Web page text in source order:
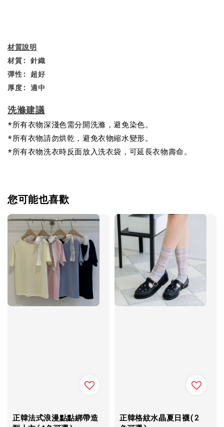
材質說明
材質: 針織
彈性: 超好
厚度: 適中
洗滌建議
*所有衣物深淺色需分開洗滌，避免染色。
*所有衣物請勿烘乾，避免衣物縮水變形。
*所有衣物洗衣時反面放入洗衣袋，可延長衣物壽命。
您可能也喜歡
正韓法式浪漫點點綁帶造
正韓格紋水晶夏日襪(2